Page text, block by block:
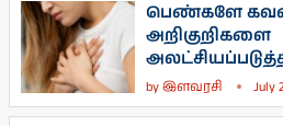
பெண்களே
அறிகுறிகளை
byஇளவரசி July